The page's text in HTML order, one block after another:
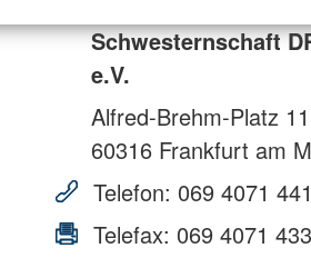
Schwesternschaft
e.V.
Alfred-Brehm-Platz 11
60316 Frankfurt am
Telefon: 069 4071 441
Telefax: 069 4071 433